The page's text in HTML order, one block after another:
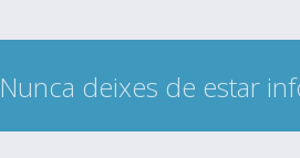
Nunca deixes de estar